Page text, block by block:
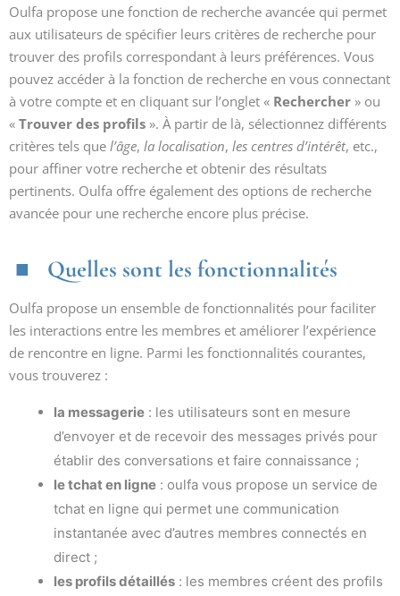
Oulfa propose une fonction de recherche avancée qui permet
aux utilisateurs de spécifier leurs critères de recherche pour
trouver des profils correspondant à leurs préférences. Vous
pouvez accéder à la fonction de recherche en vous connectant
à votre compte et en cliquant sur l’onglet « Rechercher » ou
« Trouver des profils ». À partir de là, sélectionnez différents
critères tels que l’âge, la localisation, les centres d’intérêt, etc.,
pour affiner votre recherche et obtenir des résultats
pertinents. Oulfa offre également des options de recherche
avancée pour une recherche encore plus précise.
Quelles sont les fonctionnalités
Oulfa propose un ensemble de fonctionnalités pour faciliter
les interactions entre les membres et améliorer l’expérience
de rencontre en ligne. Parmi les fonctionnalités courantes,
vous trouverez :
la messagerie : les utilisateurs sont en mesure
d’envoyer et de recevoir des messages privés pour
établir des conversations et faire connaissance ;
le tchat en ligne : oulfa vous propose un service de
tchat en ligne qui permet une communication
instantanée avec d’autres membres connectés en
direct ;
les profils détaillés : les membres créent des profils